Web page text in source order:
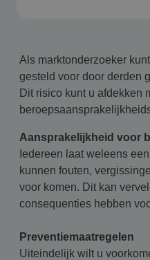
Als marktonderzoeker
gesteld voor door derden
Dit risico kunt u afdekken
Aansprakelijkheid voor
Iedereen laat weleens
kunnen fouten,
voor komen. Dit kan
consequenties hebben
Preventiemaatregelen
Uiteindelijk wilt u